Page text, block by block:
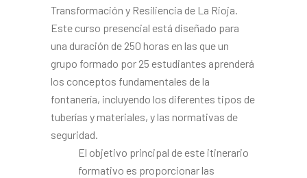
Transformación y Resiliencia de La Rioja.
Este curso presencial está diseñado para
una duración de 250 horas en las que un
grupo formado por 25 estudiantes aprenderá
los conceptos fundamentales de la
fontanería, incluyendo los diferentes tipos de
tuberías y materiales, y las normativas de
seguridad.
El objetivo principal de este itinerario
formativo es proporcionar las